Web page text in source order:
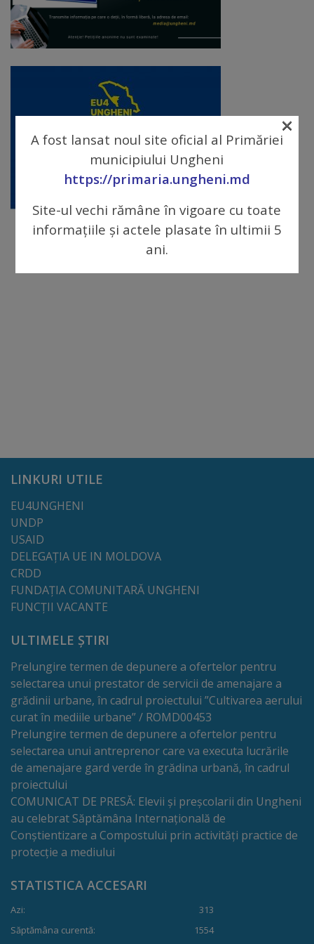
de
Excelență
Ungheniul
turistic
Obiective
turistice
Sculpturi
(harta
performanță
Orașul
în
imagini
Galerie
Galerii
foto
Administrație
Primărie
Primar
Viceprimari
primăriei
LINKURI UTILE
EU4UNGHENI
UNDP
USAID
DELEGAȚIA UE IN MOLDOVA
CRDD
FUNDAȚIA COMUNITARĂ UNGHENI
FUNCȚII VACANTE
ULTIMELE ȘTIRI
Prelungire termen de depunere a ofertelor pentru
selectarea unui prestator de servicii de amenajare a
grădinii urbane, în cadrul proiectului ”Cultivarea aerului
curat în mediile urbane” / ROMD00453
Prelungire termen de depunere a ofertelor pentru
selectarea unui antreprenor care va executa lucrările
de amenajare gard verde în grădina urbană, în cadrul
proiectului
COMUNICAT DE PRESĂ: Elevii și preșcolarii din Ungheni
au celebrat Săptămâna Internațională de
Conștientizare a Compostului prin activități practice de
protecție a mediului
STATISTICA ACCESARI
Azi:
313
Săptămâna curentă:
1554
A fost lansat noul site oficial al Primăriei
municipiului Ungheni
https://primaria.ungheni.md
Site-ul vechi rămâne în vigoare cu toate
informațiile și actele plasate în ultimii 5
ani.
×